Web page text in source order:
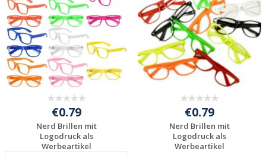
€0.79
Nerd Brillen mit
Logodruck als
Werbeartikel
€0.79
Nerd Brillen mit
Logodruck als
Werbeartikel